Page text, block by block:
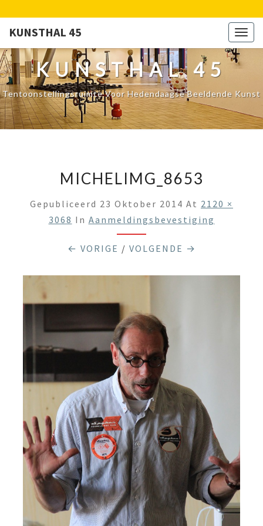
KUNSTHAL 45
KUNSTHAL 45
Tentoonstellingsruimte Voor Hedendaagse Beeldende Kunst
MICHELIMG_8653
Gepubliceerd 23 Oktober 2014 At 2120 ×
3068 In Aanmeldingsbevestiging
← VORIGE / VOLGENDE →